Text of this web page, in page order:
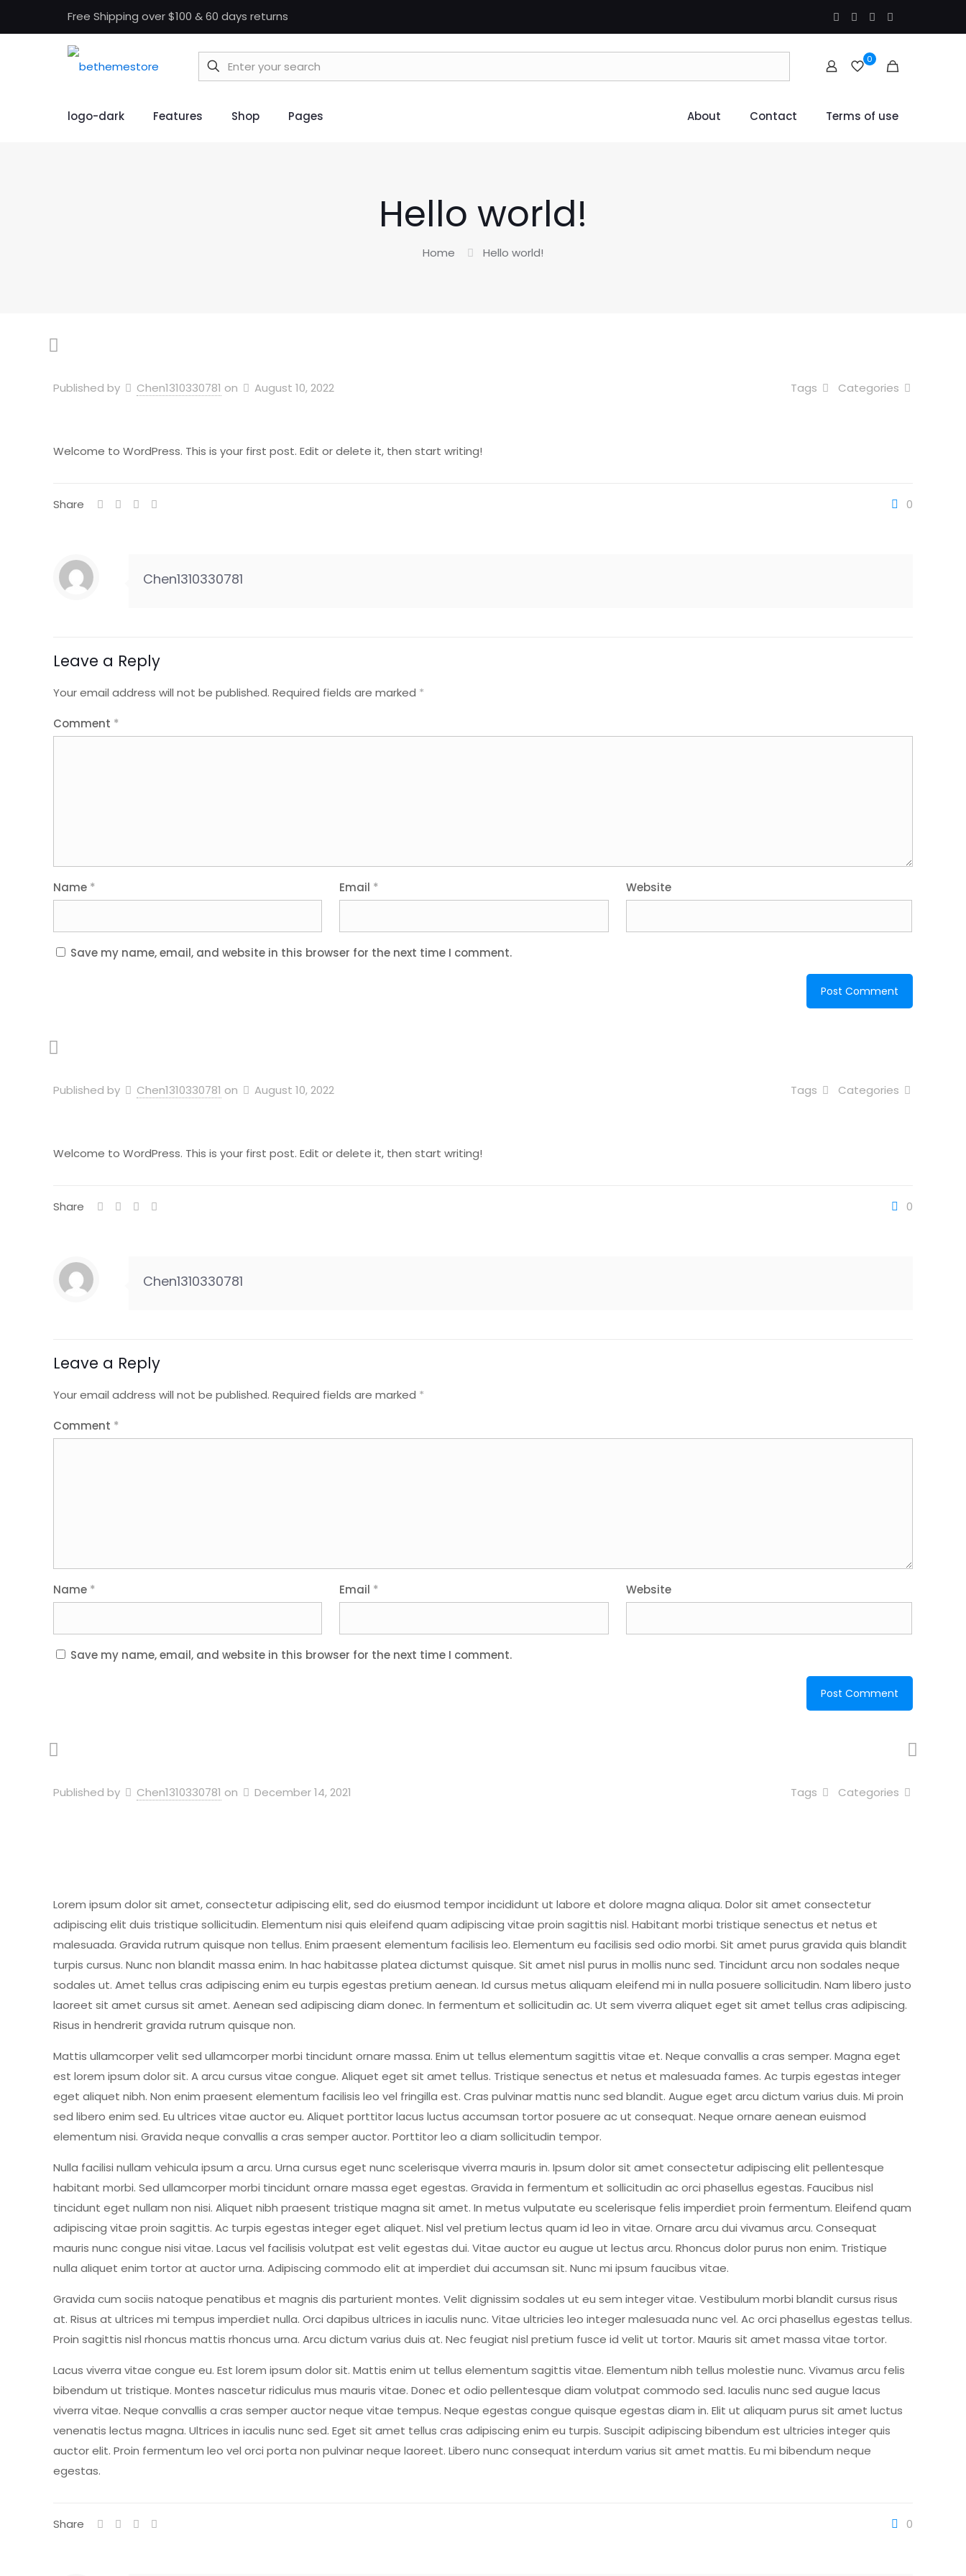
Free Shipping over $100 & 60 days returns
0
logo-dark Features Shop Pages About Contact Terms of use
Hello world!
Home Hello world!
Published by Chen1310330781 on August 10, 2022 Categories
Tags
Welcome to WordPress. This is your first post. Edit or delete it, then start writing!
Share 0
Chen1310330781
Leave a Reply
Your email address will not be published. Required fields are marked *
Comment *
Name * Email * Website
Save my name, email, and website in this browser for the next time I comment.
Published by Chen1310330781 on August 10, 2022 Categories
Tags
Welcome to WordPress. This is your first post. Edit or delete it, then start writing!
Share 0
Chen1310330781
Leave a Reply
Your email address will not be published. Required fields are marked *
Comment *
Name * Email * Website
Save my name, email, and website in this browser for the next time I comment.
Published by Chen1310330781 on December 14, 2021 Categories
Tags
Lorem ipsum dolor sit amet, consectetur adipiscing elit, sed do eiusmod tempor incididunt ut labore et dolore magna aliqua. Dolor sit amet consectetur
adipiscing elit duis tristique sollicitudin. Elementum nisi quis eleifend quam adipiscing vitae proin sagittis nisl. Habitant morbi tristique senectus et netus et
malesuada. Gravida rutrum quisque non tellus. Enim praesent elementum facilisis leo. Elementum eu facilisis sed odio morbi. Sit amet purus gravida quis blandit
turpis cursus. Nunc non blandit massa enim. In hac habitasse platea dictumst quisque. Sit amet nisl purus in mollis nunc sed. Tincidunt arcu non sodales neque
sodales ut. Amet tellus cras adipiscing enim eu turpis egestas pretium aenean. Id cursus metus aliquam eleifend mi in nulla posuere sollicitudin. Nam libero justo
laoreet sit amet cursus sit amet. Aenean sed adipiscing diam donec. In fermentum et sollicitudin ac. Ut sem viverra aliquet eget sit amet tellus cras adipiscing.
Risus in hendrerit gravida rutrum quisque non.
Mattis ullamcorper velit sed ullamcorper morbi tincidunt ornare massa. Enim ut tellus elementum sagittis vitae et. Neque convallis a cras semper. Magna eget
est lorem ipsum dolor sit. A arcu cursus vitae congue. Aliquet eget sit amet tellus. Tristique senectus et netus et malesuada fames. Ac turpis egestas integer
eget aliquet nibh. Non enim praesent elementum facilisis leo vel fringilla est. Cras pulvinar mattis nunc sed blandit. Augue eget arcu dictum varius duis. Mi proin
sed libero enim sed. Eu ultrices vitae auctor eu. Aliquet porttitor lacus luctus accumsan tortor posuere ac ut consequat. Neque ornare aenean euismod
elementum nisi. Gravida neque convallis a cras semper auctor. Porttitor leo a diam sollicitudin tempor.
Nulla facilisi nullam vehicula ipsum a arcu. Urna cursus eget nunc scelerisque viverra mauris in. Ipsum dolor sit amet consectetur adipiscing elit pellentesque
habitant morbi. Sed ullamcorper morbi tincidunt ornare massa eget egestas. Gravida in fermentum et sollicitudin ac orci phasellus egestas. Faucibus nisl
tincidunt eget nullam non nisi. Aliquet nibh praesent tristique magna sit amet. In metus vulputate eu scelerisque felis imperdiet proin fermentum. Eleifend quam
adipiscing vitae proin sagittis. Ac turpis egestas integer eget aliquet. Nisl vel pretium lectus quam id leo in vitae. Ornare arcu dui vivamus arcu. Consequat
mauris nunc congue nisi vitae. Lacus vel facilisis volutpat est velit egestas dui. Vitae auctor eu augue ut lectus arcu. Rhoncus dolor purus non enim. Tristique
nulla aliquet enim tortor at auctor urna. Adipiscing commodo elit at imperdiet dui accumsan sit. Nunc mi ipsum faucibus vitae.
Gravida cum sociis natoque penatibus et magnis dis parturient montes. Velit dignissim sodales ut eu sem integer vitae. Vestibulum morbi blandit cursus risus
at. Risus at ultrices mi tempus imperdiet nulla. Orci dapibus ultrices in iaculis nunc. Vitae ultricies leo integer malesuada nunc vel. Ac orci phasellus egestas tellus.
Proin sagittis nisl rhoncus mattis rhoncus urna. Arcu dictum varius duis at. Nec feugiat nisl pretium fusce id velit ut tortor. Mauris sit amet massa vitae tortor.
Lacus viverra vitae congue eu. Est lorem ipsum dolor sit. Mattis enim ut tellus elementum sagittis vitae. Elementum nibh tellus molestie nunc. Vivamus arcu felis
bibendum ut tristique. Montes nascetur ridiculus mus mauris vitae. Donec et odio pellentesque diam volutpat commodo sed. Iaculis nunc sed augue lacus
viverra vitae. Neque convallis a cras semper auctor neque vitae tempus. Neque egestas congue quisque egestas diam in. Elit ut aliquam purus sit amet luctus
venenatis lectus magna. Ultrices in iaculis nunc sed. Eget sit amet tellus cras adipiscing enim eu turpis. Suscipit adipiscing bibendum est ultricies integer quis
auctor elit. Proin fermentum leo vel orci porta non pulvinar neque laoreet. Libero nunc consequat interdum varius sit amet mattis. Eu mi bibendum neque
egestas.
Share 0